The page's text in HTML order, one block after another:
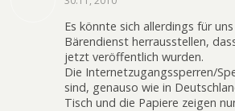
Es könnte sich allerdings für
Bärendienst herrausstellen,
jetzt veröffentlich wurden.
Die Internetzugangssperren/
sind, genauso wie in
Tisch und die Papiere zeigen